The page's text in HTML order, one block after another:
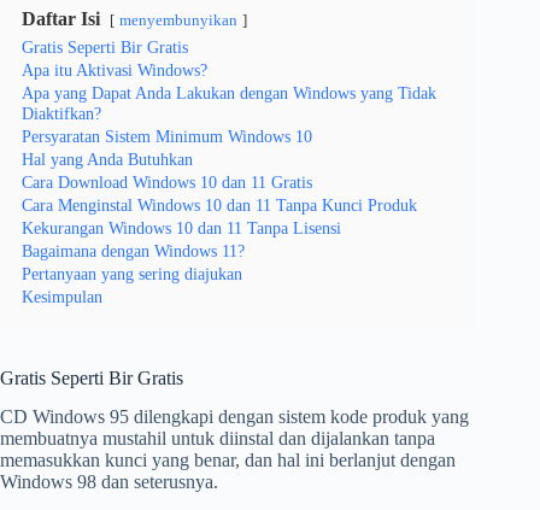
Daftar Isi menyembunyikan
Gratis Seperti Bir Gratis
Apa itu Aktivasi Windows?
Apa yang Dapat Anda Lakukan dengan Windows yang Tidak
Diaktifkan?
Persyaratan Sistem Minimum Windows 10
Hal yang Anda Butuhkan
Cara Download Windows 10 dan 11 Gratis
Cara Menginstal Windows 10 dan 11 Tanpa Kunci Produk
Kekurangan Windows 10 dan 11 Tanpa Lisensi
Bagaimana dengan Windows 11?
Pertanyaan yang sering diajukan
Kesimpulan
Gratis Seperti Bir Gratis
CD Windows 95 dilengkapi dengan sistem kode produk yang
membuatnya mustahil untuk diinstal dan dijalankan tanpa
memasukkan kunci yang benar, dan hal ini berlanjut dengan
Windows 98 dan seterusnya.